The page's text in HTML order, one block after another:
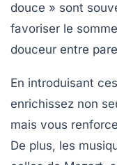
douce » sont
favoriser le
douceur entre
En introduisant
enrichissez non
mais vous
De plus, les